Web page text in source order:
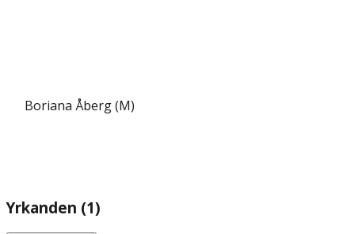
Boriana Åberg (M)
Yrkanden (1)